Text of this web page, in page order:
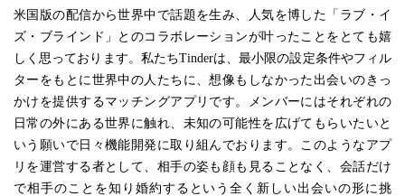
米国版の配信から世界中で話題を生み、人気を博した「ラブ・イ
ズ・ブラインド」とのコラボレーションが叶ったことをとても嬉
しく思っております。私たちTinderは、最小限の設定条件やフィル
ターをもとに世界中の人たちに、想像もしなかった出会いのきっ
かけを提供するマッチングアプリです。メンバーにはそれぞれの
日常の外にある世界に触れ、未知の可能性を広げてもらいたいと
いう願いで日々機能開発に取り組んでおります。このようなアプ
リを運営する者として、相手の姿も顔も見ることなく、会話だけ
で相手のことを知り婚約するという全く新しい出会いの形に挑